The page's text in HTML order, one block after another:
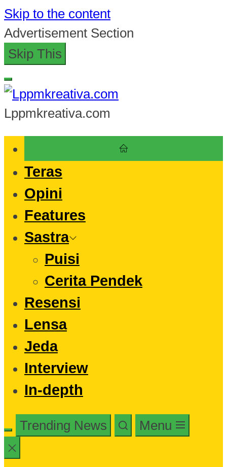
Skip to the content
Advertisement Section
Skip This
Lppmkreativa.com
Teras
Opini
Features
Sastra
Puisi
Cerita Pendek
Resensi
Lensa
Jeda
Interview
In-depth
Trending News Menu